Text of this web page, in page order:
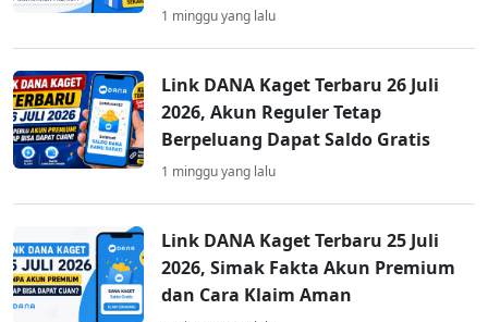
1 minggu yang lalu
Link DANA Kaget Terbaru 26 Juli
2026, Akun Reguler Tetap
Berpeluang Dapat Saldo Gratis
1 minggu yang lalu
Link DANA Kaget Terbaru 25 Juli
2026, Simak Fakta Akun Premium
dan Cara Klaim Aman